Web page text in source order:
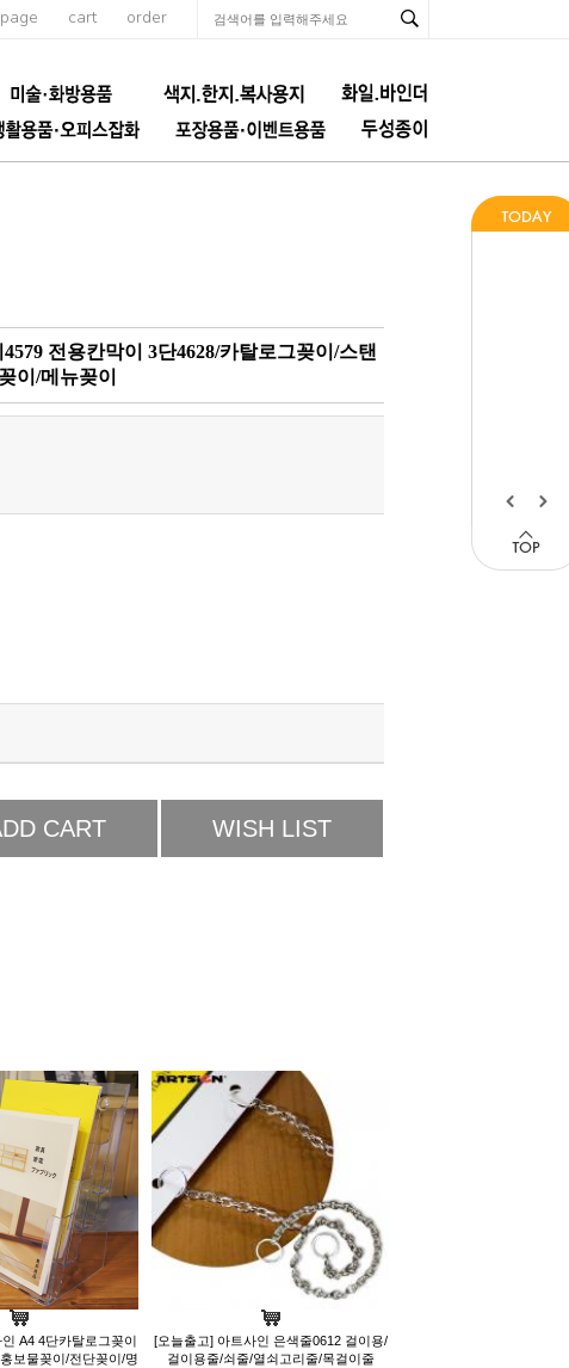
cart order
전용칸막이 3단4628/카탈로그꽂이/스탠
이/메뉴꽂이
CART WISH LIST
A4 4단카탈로그꽂이
보물꽂이/전단꽂이/명
[오늘출고] 아트사인 은색줄0612 걸이용/
걸이용줄/쇠줄/열쇠고리줄/목걸이줄